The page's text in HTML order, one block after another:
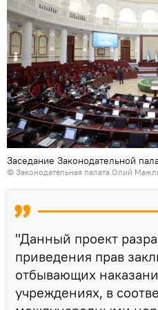
Заседание Законодательной
© Законодательная палата Олий
"Данный проект
приведения прав
отбывающих
учреждениях, в